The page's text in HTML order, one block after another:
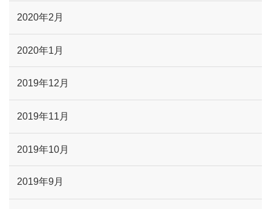
2020年2月
2020年1月
2019年12月
2019年11月
2019年10月
2019年9月